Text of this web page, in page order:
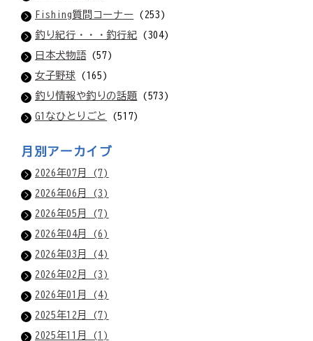
Fishing質問コーナー (253)
釣り紀行・・・釣行紀 (304)
日本犬物語(57)
女子野球 (165)
釣り情報や釣りの話題 (573)
G1なひとりごと
(517)
月別アーカイブ
2026年07月 (7)
2026年06月 (3)
2026年05月 (7)
2026年04月 (6)
2026年03月 (4)
2026年02月 (3)
2026年01月 (4)
2025年12月 (7)
2025年11月 (1)